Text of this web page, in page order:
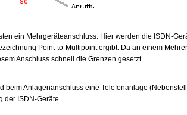
ein Mehrgeräteanschluss. Hier werden die ISDN-
Point-to-Multipoint ergibt. Da an einem
Anschluss schnell die Grenzen gesetzt.
beim Anlagenanschluss eine Telefonanlage
der ISDN-Geräte.